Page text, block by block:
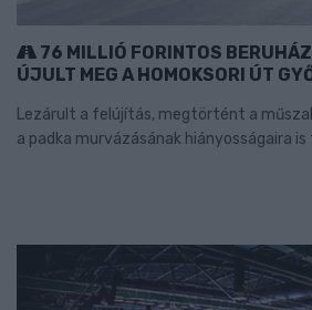
76 MILLIÓ FORINTOS
ÚJULT MEG A HOMOKSORI ÚT
Lezárult a felújítás, megtörtént a
a padka murvázásának hiányosságaira